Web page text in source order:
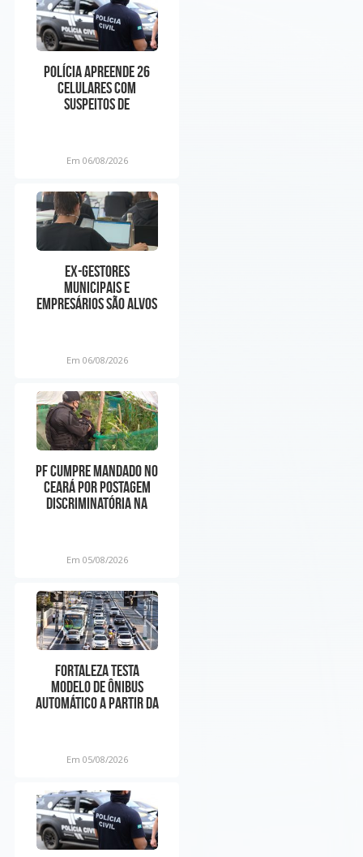
Polícia apreende 26
celulares com
suspeitos de
Em 06/08/2026
Ex-gestores
municipais e
empresários são alvos
Em 06/08/2026
PF cumpre mandado no
Ceará por postagem
discriminatória na
Em 05/08/2026
Fortaleza testa
modelo de ônibus
automático a partir da
Em 05/08/2026